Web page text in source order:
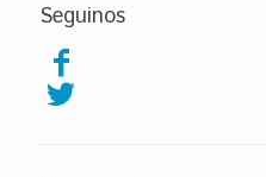
Seguinos